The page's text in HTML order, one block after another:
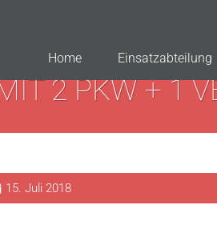
Home Einsatzabteilung
2 PKW + 1
15. Juli 2018